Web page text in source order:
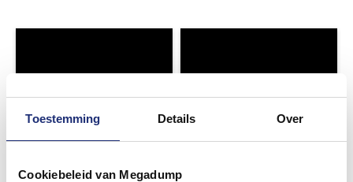
Toestemming Details Over
Cookiebeleid van Megadump